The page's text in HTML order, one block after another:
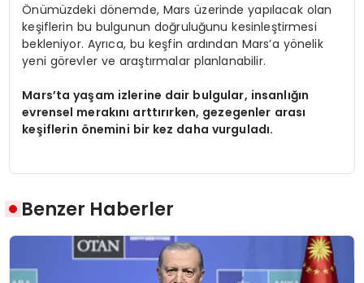
Önümüzdeki dönemde, Mars üzerinde yapılacak olan
keşiflerin bu bulgunun doğruluğunu kesinleştirmesi
bekleniyor. Ayrıca, bu keşfin ardından Mars’a yönelik
yeni görevler ve araştırmalar planlanabilir.
Mars’ta yaşam izlerine dair bulgular, insanlığın
evrensel merakını arttırırken, gezegenler arası
keşiflerin önemini bir kez daha vurguladı.
Benzer Haberler